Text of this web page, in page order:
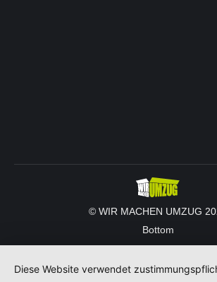
© WIR MACHEN UMZUG
Bottom
Diese Website verwendet